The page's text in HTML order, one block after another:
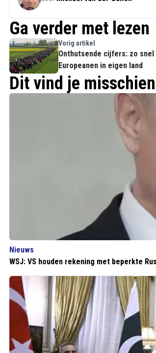
Ga verder met lezen
Vorig artikel
Onthutsende cijfers: zo snel
Europeanen in eigen land
Dit vind je
Nieuws
WSJ: VS houden rekening met beperkte